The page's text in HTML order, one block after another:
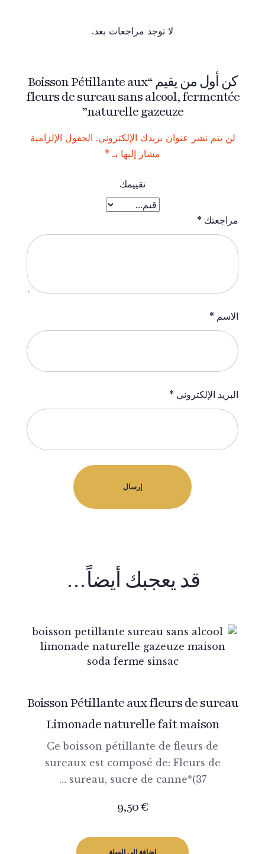
لا توجد مراجعات بعد.
كن أول من يقيم “Boisson Pétillante aux
fleurs de sureau sans alcool, fermentée
naturelle gazeuze”
لن يتم نشر عنوان بريدك الإلكتروني. الحقول الإلزامية
مشار إليها بـ*
تقييمك
مراجعتك*
الاسم*
البريد الإلكتروني*
قد يعجبك أيضاً…
Boisson Pétillante aux fleurs de sureau
Limonade naturelle fait maison
Ce boisson pétillante de fleurs de
sureaux est composé de: Fleurs de
sureau, sucre de canne*(37 …
9,50
إضافة إلى السلة